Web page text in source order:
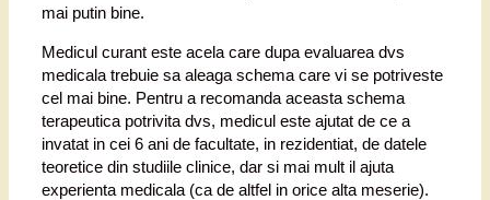
mai putin bine.
Medicul curant este acela care dupa evaluarea dvs
medicala trebuie sa aleaga schema care vi se potriveste
cel mai bine. Pentru a recomanda aceasta schema
terapeutica potrivita dvs, medicul este ajutat de ce a
invatat in cei 6 ani de facultate, in rezidentiat, de datele
teoretice din studiile clinice, dar si mai mult il ajuta
experienta medicala (ca de altfel in orice alta meserie).